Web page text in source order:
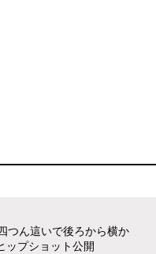
つん這いで後ろから横か
ップショット公開